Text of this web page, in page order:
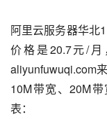
阿里云服务器华北
价格是20.7元/月
aliyunfuwuqi.com
10M带宽、20M
表：